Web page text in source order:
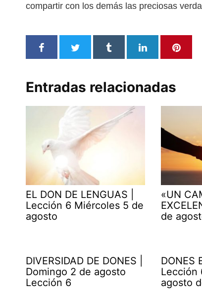
compartir con los demás las preciosas
Entradas relacionadas
EL DON DE LENGUAS |
Lección 6 Miércoles 5 de
agosto
«UN
de
DIVERSIDAD DE DONES |
Domingo 2 de agosto
Lección 6
DONES
Lección
agosto